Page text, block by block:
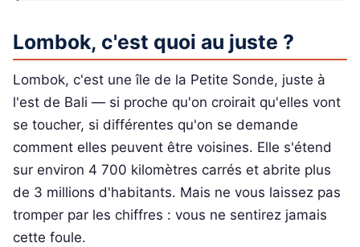
Lombok, c'est quoi au juste ?
Lombok, c'est une île de la Petite Sonde, juste à
l'est de Bali — si proche qu'on croirait qu'elles vont
se toucher, si différentes qu'on se demande
comment elles peuvent être voisines. Elle s'étend
sur environ 4 700 kilomètres carrés et abrite plus
de 3 millions d'habitants. Mais ne vous laissez pas
tromper par les chiffres : vous ne sentirez jamais
cette foule.